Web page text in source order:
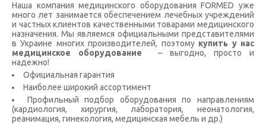
Наша компания медицинского оборудования FORMED уже
много лет занимается обеспечением лечебных учреждений
и частных клиентов качественными товарами медицинского
назначения. Мы являемся официальными представителями
в Украине многих производителей, поэтому купить у нас
медицинское оборудование
– выгодно, просто и
надежно!
Официальная гарантия
Наиболее широкий ассортимент
Профильный подбор оборудования по направлениям
(кардиология, хирургия, лаборатория, неонатология,
реанимация, гинекология, медицинская мебель и др.)